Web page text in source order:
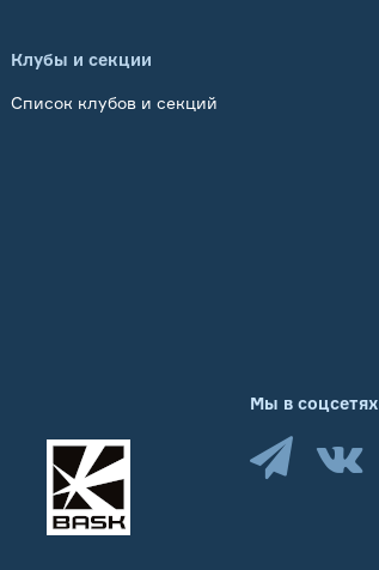
Клубы и секции
Список клубов и секций
Мы в соцсетях